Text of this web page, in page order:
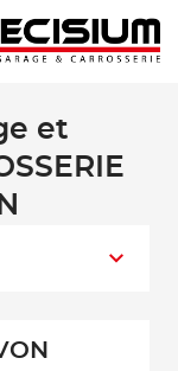
et